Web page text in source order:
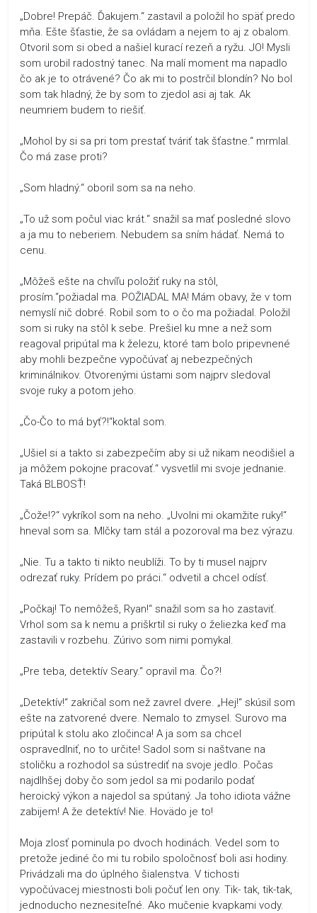
„Dobre! Prepáč. Ďakujem.“ zastavil a položil ho späť predo
mňa. Ešte šťastie, že sa ovládam a nejem to aj z obalom.
Otvoril som si obed a našiel kurací rezeň a ryžu. JO! Mysli
som urobil radostný tanec. Na malí moment ma napadlo
čo ak je to otrávené? Čo ak mi to postrčil blondín? No bol
som tak hladný, že by som to zjedol asi aj tak. Ak
neumriem budem to riešiť.
„Mohol by si sa pri tom prestať tváriť tak šťastne.“ mrmlal.
Čo má zase proti?
„Som hladný.“ oboril som sa na neho.
„To už som počul viac krát.“ snažil sa mať posledné slovo
a ja mu to neberiem. Nebudem sa sním hádať. Nemá to
cenu.
„Môžeš ešte na chvíľu položiť ruky na stôl,
prosím.“požiadal ma. POŽIADAL MA! Mám obavy, že v tom
nemyslí nič dobré. Robil som to o čo ma požiadal. Položil
som si ruky na stôl k sebe. Prešiel ku mne a než som
reagoval pripútal ma k železu, ktoré tam bolo pripevnené
aby mohli bezpečne vypočúvať aj nebezpečných
kriminálnikov. Otvorenými ústami som najprv sledoval
svoje ruky a potom jeho.
„Čo-Čo to má byť?!“koktal som.
„Ušiel si a takto si zabezpečím aby si už nikam neodišiel a
ja môžem pokojne pracovať.“ vysvetlil mi svoje jednanie.
Taká BLBOSŤ!
„Čože!?“ vykríkol som na neho. „Uvolni mi okamžite ruky!“
hneval som sa. Mlčky tam stál a pozoroval ma bez výrazu.
„Nie. Tu a takto ti nikto neublíži. To by ti musel najprv
odrezať ruky. Prídem po práci.“ odvetil a chcel odísť.
„Počkaj! To nemôžeš, Ryan!“ snažil som sa ho zastaviť.
Vrhol som sa k nemu a priškrtil si ruky o želiezka keď ma
zastavili v rozbehu. Zúrivo som nimi pomykal.
„Pre teba, detektív Seary.“ opravil ma. Čo?!
„Detektív!“ zakričal som než zavrel dvere. „Hej!“ skúsil som
ešte na zatvorené dvere. Nemalo to zmysel. Surovo ma
pripútal k stolu ako zločinca! A ja som sa chcel
ospravedlniť, no to určite! Sadol som si naštvane na
stoličku a rozhodol sa sústrediť na svoje jedlo. Počas
najdlhšej doby čo som jedol sa mi podarilo podať
heroický výkon a najedol sa spútaný. Ja toho idiota vážne
zabijem! A že detektív! Nie. Hovädo je to!
Moja zlosť pominula po dvoch hodinách. Vedel som to
pretože jediné čo mi tu robilo spoločnosť boli asi hodiny.
Privádzali ma do úplného šialenstva. V tichosti
vypočúvacej miestnosti boli počuť len ony. Tik- tak, tik-tak,
jednoducho neznesiteľné. Ako mučenie kvapkami vody.